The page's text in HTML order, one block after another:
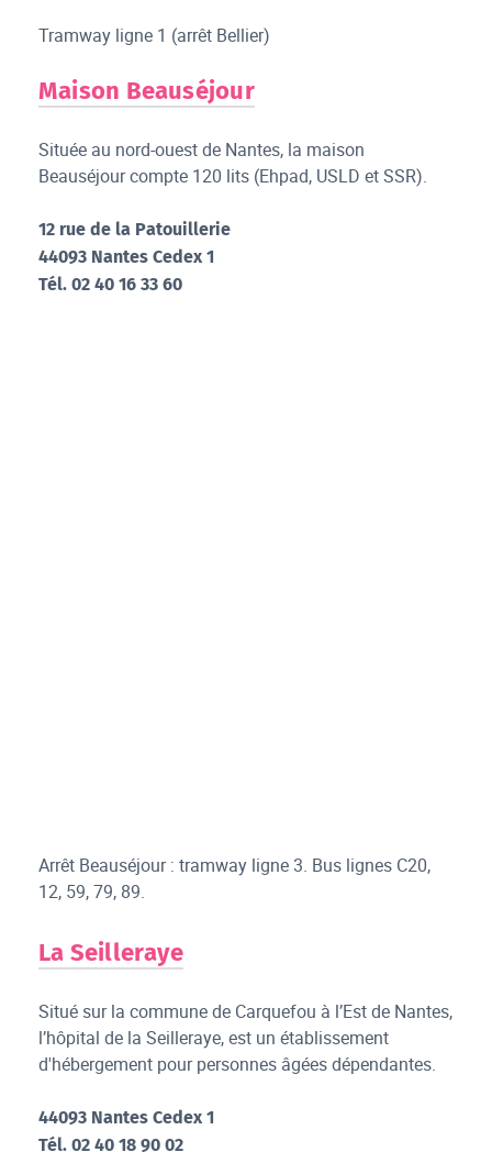
Tramway ligne 1 (arrêt Bellier)
Maison Beauséjour
Située au nord-ouest de Nantes, la maison
Beauséjour compte 120 lits (Ehpad, USLD et SSR).
12 rue de la Patouillerie
44093 Nantes Cedex 1
Tél. 02 40 16 33 60
Arrêt Beauséjour : tramway ligne 3. Bus lignes C20,
12, 59, 79, 89.
La Seilleraye
Situé sur la commune de Carquefou à l’Est de Nantes,
l’hôpital de la Seilleraye, est un établissement
d'hébergement pour personnes âgées dépendantes.
44093 Nantes Cedex 1
Tél. 02 40 18 90 02